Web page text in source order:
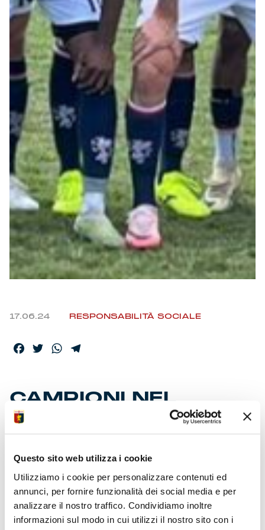
Questo sito web utilizza i cookie
Utilizziamo i cookie per personalizzare contenuti ed
annunci, per fornire funzionalità dei social media e per
analizzare il nostro traffico. Condividiamo inoltre
informazioni sul modo in cui utilizzi il nostro sito con i
Summer Sale
Mare
Accessori
Party
Outlet
Helan x Genoa
Isolani x Genoa
Gift Card Online Store
17.06.24 RESPONSABILITÀ SOCIALE
Facebook
TwitterWhatsApp
CAMPIONI NEL
CAMPIONATO
NAZIONALE NON
UDENTI
La squadra della Css Genova Silenziosa, affiliata
ufficialmente al Genoa CFC, ha vinto lo scudetto
nazionale. E’ il secondo anno consecutivo. Nella finale